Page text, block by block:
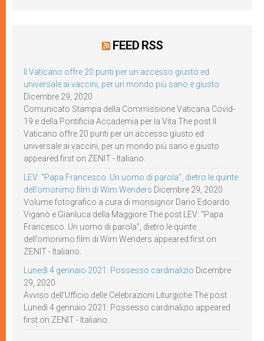
FEED RSS
Il Vaticano offre 20 punti per un accesso giusto ed
universale ai vaccini, per un mondo più sano e giusto
Dicembre 29, 2020
Comunicato Stampa della Commissione Vaticana Covid-
19 e della Pontificia Accademia per la Vita The post Il
Vaticano offre 20 punti per un accesso giusto ed
universale ai vaccini, per un mondo più sano e giusto
appeared first on ZENIT - Italiano.
LEV: “Papa Francesco. Un uomo di parola”, dietro le quinte
dell’omonimo film di Wim Wenders Dicembre 29, 2020
Volume fotografico a cura di monsignor Dario Edoardo
Viganò e Gianluca della Maggiore The post LEV: “Papa
Francesco. Un uomo di parola”, dietro le quinte
dell’omonimo film di Wim Wenders appeared first on
ZENIT - Italiano.
Lunedì 4 gennaio 2021: Possesso cardinalizio Dicembre
29, 2020
Avviso dell’Ufficio delle Celebrazioni Liturgiche The post
Lunedì 4 gennaio 2021: Possesso cardinalizio appeared
first on ZENIT - Italiano.